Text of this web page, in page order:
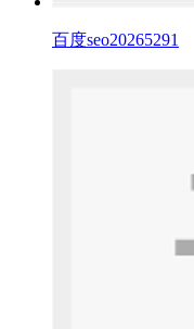
百度seo20265291